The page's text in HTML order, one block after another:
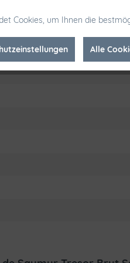
unter sehr strengen
Unternehmen ist der
Cookies, um Ihnen die
Alle